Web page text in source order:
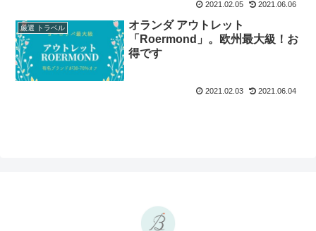
2021.02.05 2021.06.06
厳選 トラベル
オランダ アウトレット
「Roermond」。欧州最大級！お
得です
2021.02.03 2021.06.04